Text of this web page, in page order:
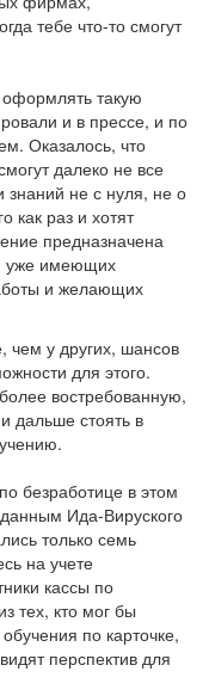
тебе что-то смогут
оформлять такую
и в прессе, и по
Оказалось, что
далеко не все
не с нуля, не о
как раз и хотят
предназначена
уже имеющих
и желающих
чем у других, шансов
для этого.
востребованную,
дальше стоять в
безработице в этом
Ида-Вируского
только семь
на учете
кассы по
тех, кто мог бы
по карточке,
перспектив для